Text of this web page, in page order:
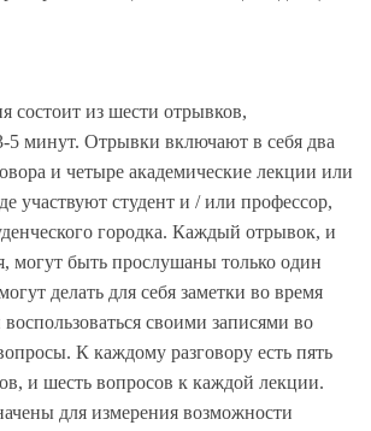
состоит из шести отрывков,
5 минут. Отрывки включают в себя два
и четыре академические лекции или
участвуют студент и / или профессор,
городка. Каждый отрывок, и
могут быть прослушаны только один
делать для себя заметки во время
своими записями во
К каждому разговору есть пять
и шесть вопросов к каждой лекции.
для измерения возможности